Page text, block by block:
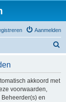
Aanmelden
akkoord met
voorwaarden,
Beheerder(s) en